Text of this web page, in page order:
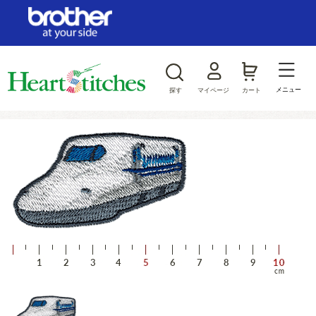
探す マイページ カート メニュー
ログイン/新規会員登録
ジャンルから探す